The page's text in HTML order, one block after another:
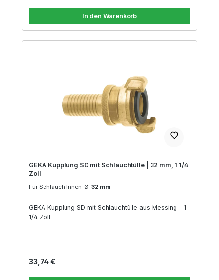
In den Warenkorb
GEKA Kupplung SD mit Schlauchtülle | 32 mm, 1 1/4
Zoll
Für Schlauch Innen-Ø: 32 mm
GEKA Kupplung SD mit Schlauchtülle aus Messing - 1
1/4 Zoll
Regulärer Preis:
33,74 €